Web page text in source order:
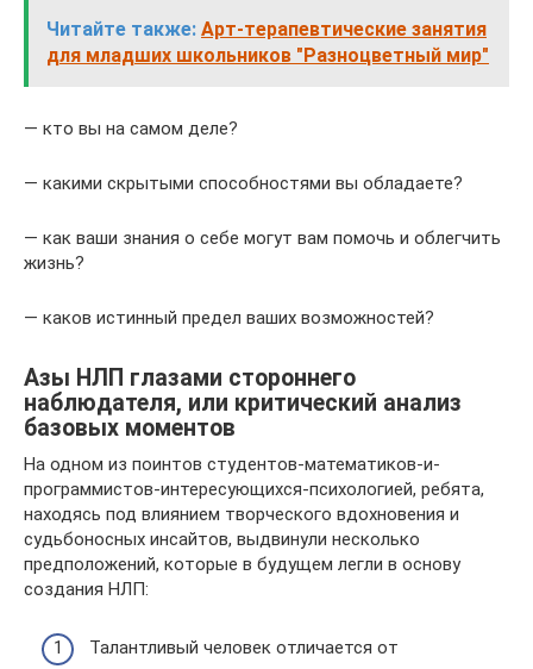
Читайте также: Арт-терапевтические занятия
для младших школьников "Разноцветный мир"
— кто вы на самом деле?
— какими скрытыми способностями вы обладаете?
— как ваши знания о себе могут вам помочь и облегчить
жизнь?
— каков истинный предел ваших возможностей?
Азы НЛП глазами стороннего
наблюдателя, или критический анализ
базовых моментов
На одном из поинтов студентов-математиков-и-
программистов-интересующихся-психологией, ребята,
находясь под влиянием творческого вдохновения и
судьбоносных инсайтов, выдвинули несколько
предположений, которые в будущем легли в основу
создания НЛП:
Талантливый человек отличается от